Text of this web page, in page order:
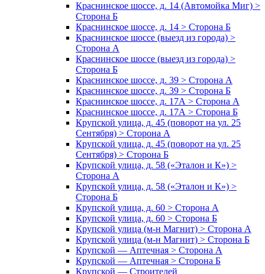
Краснинское шоссе, д. 14 (Автомойка Миг) >
Сторона Б
Краснинское шоссе, д. 14 > Сторона Б
Краснинское шоссе (выезд из города) >
Сторона А
Краснинское шоссе (выезд из города) >
Сторона Б
Краснинское шоссе, д. 39 > Сторона А
Краснинское шоссе, д. 39 > Сторона Б
Краснинское шоссе, д. 17А > Сторона А
Краснинское шоссе, д. 17А > Сторона Б
Крупской улица, д. 45 (поворот на ул. 25
Сентября) > Сторона А
Крупской улица, д. 45 (поворот на ул. 25
Сентября) > Сторона Б
Крупской улица, д. 58 («Эталон и К») >
Сторона А
Крупской улица, д. 58 («Эталон и К») >
Сторона Б
Крупской улица, д. 60 > Сторона А
Крупской улица, д. 60 > Сторона Б
Крупской улица (м-н Магнит) > Сторона А
Крупской улица (м-н Магнит) > Сторона Б
Крупской — Аптечная > Сторона А
Крупской — Аптечная > Сторона Б
Крупской — Строителей